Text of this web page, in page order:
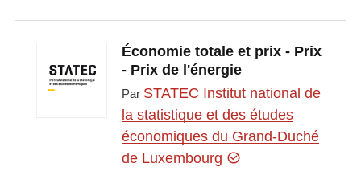
Économie totale et prix - Prix
- Prix de l'énergie
Par STATEC Institut national de
la statistique et des études
économiques du Grand-Duché
de Luxembourg